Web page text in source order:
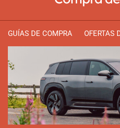
GUÍAS DE COMPRA OFERTAS